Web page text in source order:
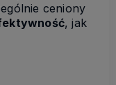
ceniony
, jak